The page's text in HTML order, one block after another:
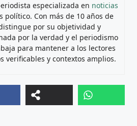
especializada en noticias
político. Con más de 10 años de
por su objetividad y
por la verdad y el periodismo
para mantener a los lectores
verificables y contextos amplios.